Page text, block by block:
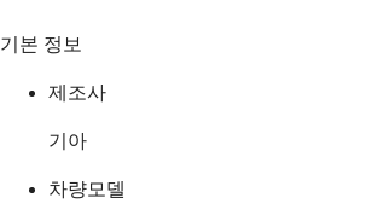
기본 정보
제조사
기아
차량모델